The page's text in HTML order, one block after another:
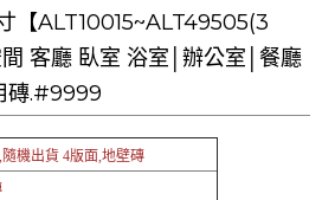
【ALT10015~ALT49505(3
客廳 臥室 浴室│辦公室│餐廳
磚.#9999
機出貨 4版面,地壁磚